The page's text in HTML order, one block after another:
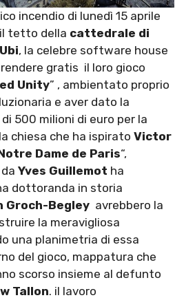
incendio di lunedì 15 aprile
tetto della cattedrale di
Ubi, la celebre software house
gratis il loro gioco
Unity” , ambientato proprio
e aver dato la
500 milioni di euro per la
chiesa che ha ispirato Victor
Dame de Paris“,
Yves Guillemot ha
dottoranda in storia
Groch-Begley avrebbero la
la meravigliosa
una planimetria di essa
del gioco, mappatura che
scorso insieme al defunto
Tallon. il lavoro